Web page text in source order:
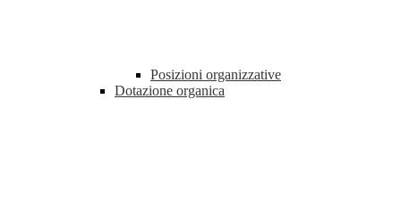
Posizioni organizzative
Dotazione organica